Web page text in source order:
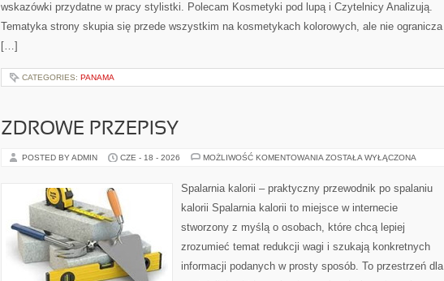
wskazówki przydatne w pracy stylistki. Polecam Kosmetyki pod lupą i Czytelnicy Analizują.
Tematyka strony skupia się przede wszystkim na kosmetykach kolorowych, ale nie ogranicza
[…]
CATEGORIES: PANAMA
ZDROWE PRZEPISY
POSTED BY ADMIN CZE - 18 - 2026 MOŻLIWOŚĆ KOMENTOWANIA ZDROWE
ZOSTAŁA WYŁĄCZONA
Spalarnia kalorii – praktyczny przewodnik po spalaniu
kalorii Spalarnia kalorii to miejsce w internecie
stworzony z myślą o osobach, które chcą lepiej
zrozumieć temat redukcji wagi i szukają konkretnych
informacji podanych w prosty sposób. To przestrzeń dla